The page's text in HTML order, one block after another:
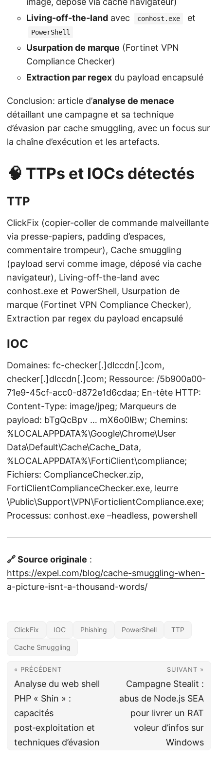
Living-off-the-land avec conhost.exe et
PowerShell
Usurpation de marque (Fortinet VPN
Compliance Checker)
Extraction par regex du payload encapsulé
Conclusion: article d’analyse de menace
détaillant une campagne et sa technique
d’évasion par cache smuggling, avec un focus sur
la chaîne d’exécution et les artefacts.
🧠 TTPs et IOCs détectés
TTP
ClickFix (copier-coller de commande malveillante
via presse-papiers, padding d’espaces,
commentaire trompeur), Cache smuggling
(payload servi comme image, déposé via cache
navigateur), Living-off-the-land avec
conhost.exe et PowerShell, Usurpation de
marque (Fortinet VPN Compliance Checker),
Extraction par regex du payload encapsulé
IOC
Domaines: fc-checker[.]dlccdn[.]com,
checker[.]dlccdn[.]com; Ressource: /5b900a00-
71e9-45cf-acc0-d872e1d6cdaa; En-tête HTTP:
Content-Type: image/jpeg; Marqueurs de
payload: bTgQcBpv … mX6o0lBw; Chemins:
%LOCALAPPDATA%\Google\Chrome\User
Data\Default\Cache\Cache_Data,
%LOCALAPPDATA%\FortiClient\compliance;
Fichiers: ComplianceChecker.zip,
FortiClientComplianceChecker.exe, leurre
\Public\Support\VPN\ForticlientCompliance.exe;
Processus: conhost.exe –headless, powershell
🔗 Source originale :
https://expel.com/blog/cache-smuggling-when-
a-picture-isnt-a-thousand-words/
ClickFix IOC Phishing PowerShell TTP
Cache Smuggling
« PRÉCÉDENT
Analyse du web shell
PHP « Shin » :
capacités
post‑exploitation et
techniques d’évasion
SUIVANT »
Campagne Stealit :
abus de Node.js SEA
pour livrer un RAT
voleur d’infos sur
Windows